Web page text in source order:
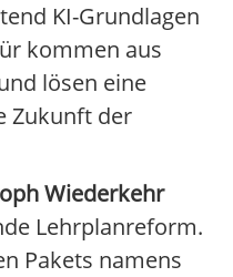
KI-Grundlagen
kommen aus
lösen eine
Zukunft der
Wiederkehr
Lehrplanreform.
Pakets namens